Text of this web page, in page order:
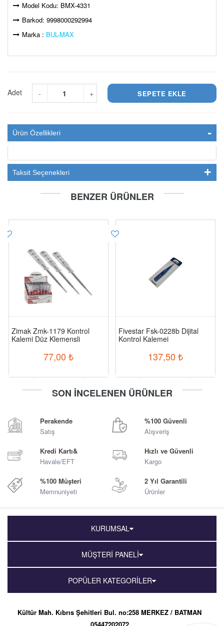
Model Kodu: BMX-4331
Barkod: 9998000292994
Marka : BUL-MAX
Adet +
-
Ürün Özellikleri
Taksit Seçenekleri
BENZER ÜRÜNLER
Zimak Zmk-1179 Kontrol
Kalemi Düz Klemensli
77,00 ₺
Fivestar Fsk-0228b Dijital
Kontrol Kalemei
137,50 ₺
SON İNCELENEN ÜRÜNLER
Perakende
Satış
%100 Güvenli
Alışveriş
Kredi Kartı&
Havale/EFT
Hızlı ve Güvenli
Kargo
%100 Müşteri
Memnuniyeti
2 Yıl Garantili
Ürünler
KURUMSAL
MÜŞTERİ PANELİ
POPÜLER KATEGORİLER
Kültür Mah. Kıbrıs Şehitleri Bul. no:258 MERKEZ / BATMAN